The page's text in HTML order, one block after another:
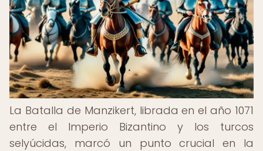
La Batalla de Manzikert, librada en el año 1071
entre el Imperio Bizantino y los turcos
selyúcidas, marcó un punto crucial en la